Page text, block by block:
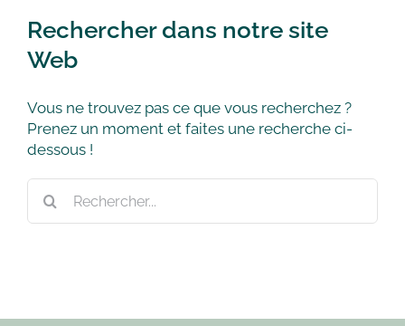
Rechercher dans notre site
Web
Vous ne trouvez pas ce que vous recherchez ?
Prenez un moment et faites une recherche ci-
dessous !